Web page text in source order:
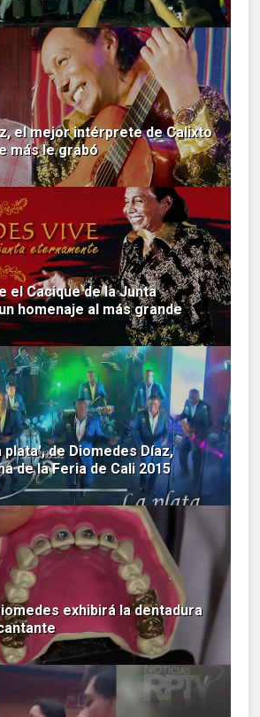
el mejor intérprete de Calixto
más le grabó
el Cacique de la Junta
homenaje al más grande
plata', de Diomedes Díaz,
de la Feria de Cali 2015
exhibirá la dentadura